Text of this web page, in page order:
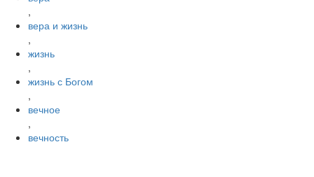
,
вера и жизнь
,
жизнь
,
жизнь с Богом
,
вечное
,
вечность